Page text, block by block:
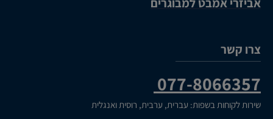
צרו קשר
077-8066357
שירות לקוחות בשפות: עברית, ערבית, רוסית ואנגלית